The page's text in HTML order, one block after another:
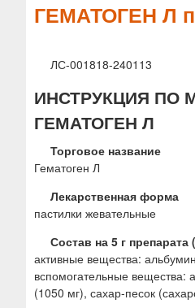
м
ю
ГЕМАТОГЕН Л
ЛС-001818-240113
ИНСТРУКЦИЯ ПО
ГЕМАТОГЕН Л
Торговое название
Гематоген Л
Лекарственная форма
пастилки жевательные
Состав на 5 г препарата
активные вещества:
вспомогательные вещества:
(1050 мг), сахар-песок